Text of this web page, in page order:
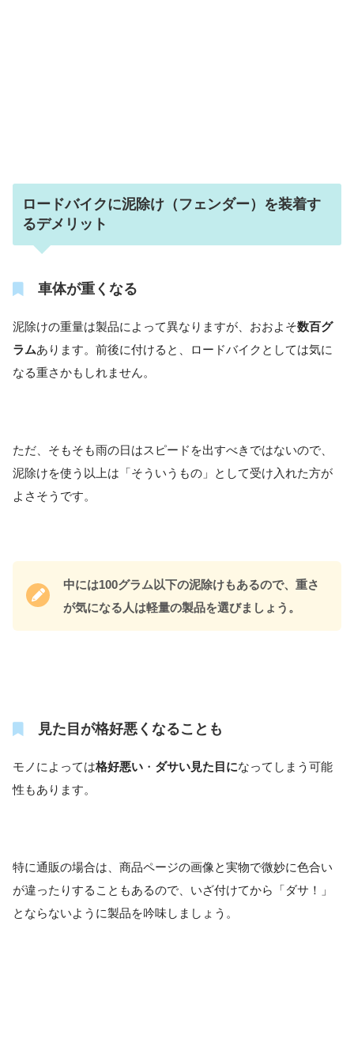
ロードバイクに泥除け（フェンダー）を装着す
るデメリット
車体が重くなる
泥除けの重量は製品によって異なりますが、おおよそ数百グ
ラムあります。前後に付けると、ロードバイクとしては気に
なる重さかもしれません。
ただ、そもそも雨の日はスピードを出すべきではないので、
泥除けを使う以上は「そういうもの」として受け入れた方が
よさそうです。
中には100グラム以下の泥除けもあるので、重さ
が気になる人は軽量の製品を選びましょう。
見た目が格好悪くなることも
モノによっては格好悪い ・ ダサい見た目になってしまう可能
性もあります。
特に通販の場合は、商品ページの画像と実物で微妙に色合い
が違ったりすることもあるので、いざ付けてから「ダサ！」
とならないように製品を吟味しましょう。